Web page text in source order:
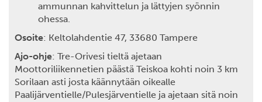
ammunnan kahvittelun ja lättyjen syönnin
ohessa.
Osoite: Keltolahdentie 47, 33680 Tampere
Ajo-ohje: Tre-Orivesi tieltä ajetaan
Moottoriliikennetien päästä Teiskoa kohti noin 3 km
Sorilaan asti josta käännytään oikealle
Paalijärventielle/Pulesjärventielle ja ajetaan sitä noin